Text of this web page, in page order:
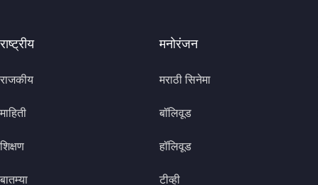
राष्ट्रीय
राजकीय
माहिती
शिक्षण
बातम्या
मनोरंजन
मराठी सिनेमा
बॉलिवूड
हॉलिवूड
टीव्ही